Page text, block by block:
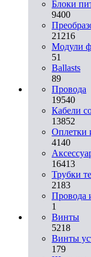
Блоки
9400
21216
Модули
51
Ballasts
89
Провода
19540
Кабели
13852
Оплетки
4140
16413
Трубки
2183
Провода
1
Винты
5218
Винты
179